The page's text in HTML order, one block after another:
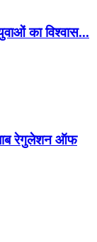
का विश्वास...
रेगुलेशन ऑफ